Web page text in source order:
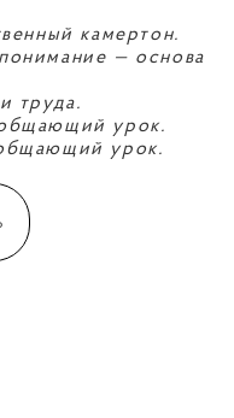
камертон.
— основа
труда.
урок.
урок.